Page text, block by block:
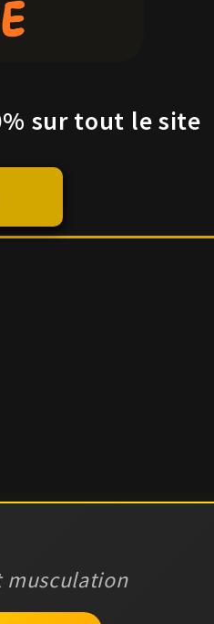
sur tout le site
musculation